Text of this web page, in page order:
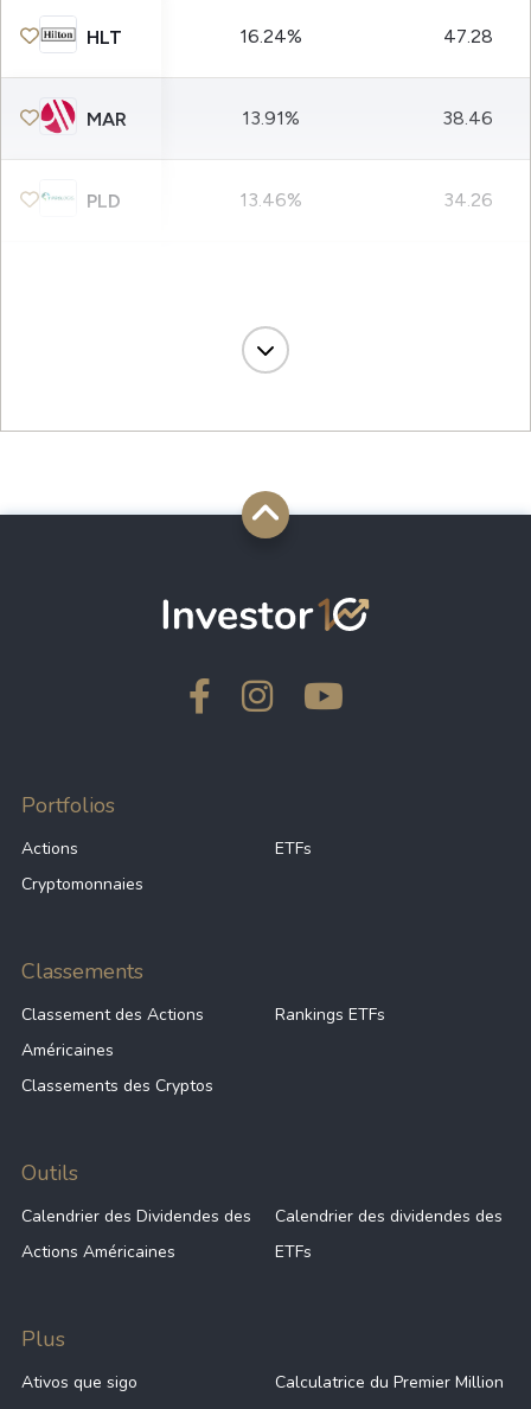
HLT 16.24% 47.28
MAR 13.91% 38.46
PLD 13.46% 34.26
10.66%
10.48%
10.25%
9.38%
8.67%
COST 7.65%
RL 6.28%
Portfolios
Actions
ETFs
Cryptomonnaies
Classements
Classement des Actions
Américaines
Rankings ETFs
Classements des Cryptos
Outils
Calendrier des Dividendes des
Actions Américaines
Calendrier des dividendes des
ETFs
Plus
Ativos que sigo
Calculatrice du Premier Million